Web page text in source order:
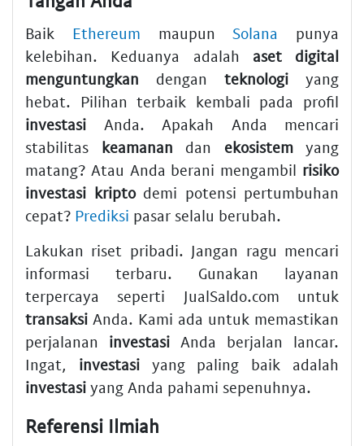
Baik Ethereum maupunSolana punya
kelebihan. Keduanya adalah aset digital
menguntungkan dengan teknologi yang
hebat. Pilihan terbaik kembali pada profil
investasi Anda. Apakah Anda mencari
stabilitas keamanan dan ekosistemyang
matang? Atau Anda berani mengambil risiko
investasi kriptodemi potensi pertumbuhan
cepat? Prediksi pasar selalu berubah.
Lakukan riset pribadi. Jangan ragu mencari
informasi terbaru. Gunakan layanan
terpercaya seperti JualSaldo.com untuk
transaksi Anda. Kami ada untuk memastikan
perjalanan investasi Anda berjalan lancar.
Ingat, investasiyang paling baik adalah
investasi yang Anda pahami sepenuhnya.
Referensi Ilmiah